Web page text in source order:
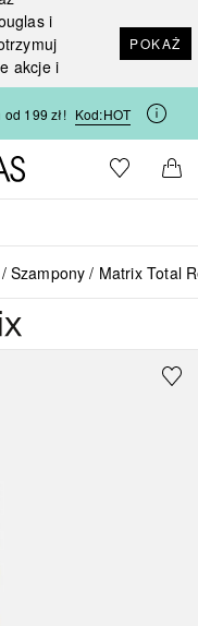
i
akcje i
POKAŻ
199 zł! Kod:HOT
Strona główna Douglas
Do listyDo
Szampony Matrix Total